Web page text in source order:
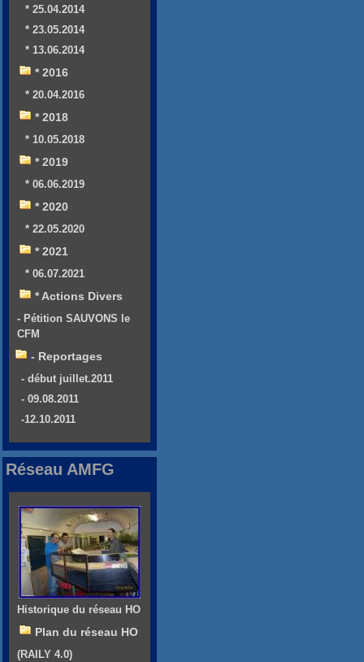
* 25.04.2014
* 23.05.2014
* 13.06.2014
* 2016
* 20.04.2016
* 2018
* 10.05.2018
* 2019
* 06.06.2019
* 2020
* 22.05.2020
* 2021
* 06.07.2021
* Actions Divers
- Pétition SAUVONS le
CFM
- Reportages
- début juillet.2011
- 09.08.2011
-12.10.2011
Réseau AMFG
Historique du réseau HO
Plan du réseau HO
(RAILY 4.0)